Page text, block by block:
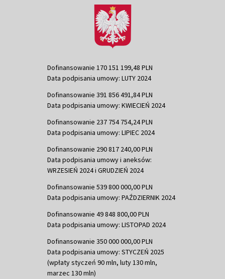
Dofinansowanie 170 151 199,48 PLN
Data podpisania umowy: LUTY 2024
Dofinansowanie 391 856 491,84 PLN
Data podpisania umowy: KWIECIEŃ 2024
Dofinansowanie 237 754 754,24 PLN
Data podpisania umowy: LIPIEC 2024
Dofinansowanie 290 817 240,00 PLN
Data podpisania umowy i aneksów:
WRZESIEŃ 2024 i GRUDZIEŃ 2024
Dofinansowanie 539 800 000,00 PLN
Data podpisania umowy: PAŹDZIERNIK 2024
Dofinansowanie 49 848 800,00 PLN
Data podpisania umowy: LISTOPAD 2024
Dofinansowanie 350 000 000,00 PLN
Data podpisania umowy: STYCZEŃ 2025
(wpłaty styczeń 90 mln, luty 130 mln,
marzec 130 mln)